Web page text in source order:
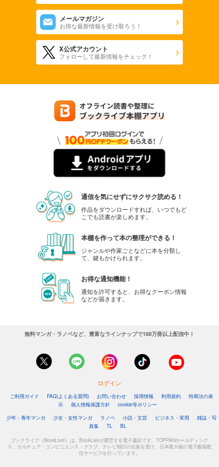
メールマガジン
お得な最新情報を受け取ろう！
X公式アカウント
フォローして最新情報をチェック！
通信を気にせずにサクサク読める！
作品をダウンロードすれば、いつでもど
こでも読書が楽しめます。
本棚を作って本の整理ができる！
ジャンルや作家ごとなどに本を分類し
て、鍵もかけられます。
お得な通知機能！
通知を許可すると、お得なクーポン情報
などが届きます。
無料マンガ・ラノベなど、豊富なラインナップで188万冊以上配信中！
ログイン
ご利用ガイド FAQ(よくある質問) お問い合わせ 採用情報 利用規約
特商法の表
示
個人情報保護方針
cookie等ポリシー
少年・青年マンガ
少女・女性マンガ ラノベ 小説・文芸 ビジネス・実用
雑誌・写
真集
TL BL
ブックライブ（BookLive!）は、BookLiveが運営する電子書店です。TOPPANホールディング
ス、カルチュア・コンビニエンス・クラブ、テレビ朝日の出資を受け、日本最大級の電子書籍配
信サービスを行っています。